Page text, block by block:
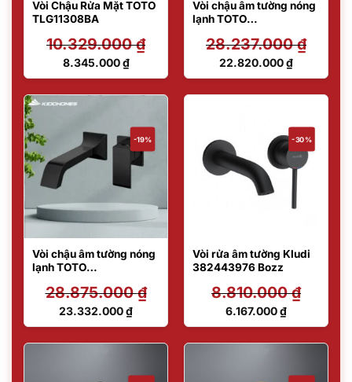
Vòi Chậu Rửa Mặt TOTO
TLG11308BA
10.329.000₫
Giá
10.329.000 ₫.
8.345.000₫
Giá
8.345.000 ₫.
Vòi chậu âm tường nóng
lạnh TOTO
28.237.000₫
Giá
28.237.000 ₫.
22.820.000₫
Giá
22.820.000 ₫.
-19%
Vòi chậu âm tường nóng
lạnh TOTO
28.875.000₫
Giá
28.875.000 ₫.
23.332.000₫
Giá
23.332.000 ₫.
-30%
Vòi rửa âm tường Kludi
382443976 Bozz
8.810.000₫
Giá
8.810.000 ₫.
6.167.000₫
Giá
6.167.000 ₫.